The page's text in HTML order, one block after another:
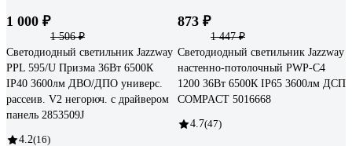
1 000 ₽
1 506 ₽
Светодиодный светильник Jazzway
PPL 595/U Призма 36Вт 6500К
IP40 3600лм ДВО/ДПО универс.
рассеив. V2 негорюч. с драйвером
панель 2853509J
4.2(16)
873 ₽
1 447 ₽
Светодиодный светильник Jazzway
настенно-потолочный PWP-С4
1200 36Вт 6500К IP65 3600лм ДСП
COMPACT 5016668
4.7(47)